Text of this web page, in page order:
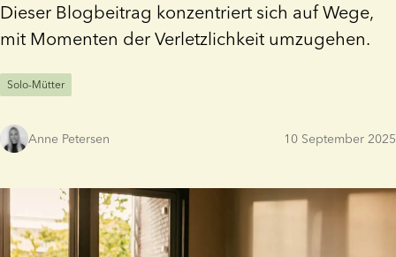
Dieser Blogbeitrag konzentriert sich auf Wege,
mit Momenten der Verletzlichkeit umzugehen.
Solo-Mütter
Anne Petersen 10 September 2025